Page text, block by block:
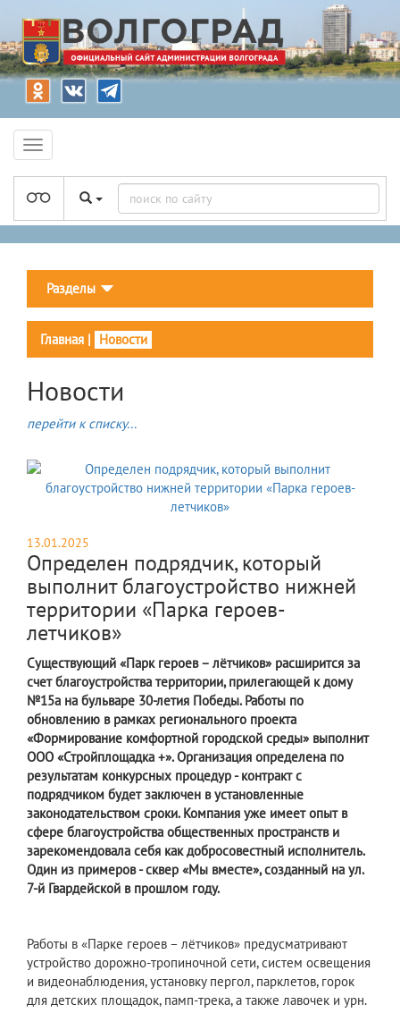
Разделы
Главная | Новости
Новости
перейти к списку...
13.01.2025
Определен подрядчик, который
выполнит благоустройство нижней
территории «Парка героев-
летчиков»
Существующий «Парк героев – лётчиков» расширится за
счет благоустройства территории, прилегающей к дому
№15а на бульваре 30-летия Победы. Работы по
обновлению в рамках регионального проекта
«Формирование комфортной городской среды» выполнит
ООО «Стройплощадка +». Организация определена по
результатам конкурсных процедур - контракт с
подрядчиком будет заключен в установленные
законодательством сроки. Компания уже имеет опыт в
сфере благоустройства общественных пространств и
зарекомендовала себя как добросовестный исполнитель.
Один из примеров - сквер «Мы вместе», созданный на ул.
7-й Гвардейской в прошлом году.
Работы в «Парке героев – лётчиков» предусматривают
устройство дорожно-тропиночной сети, систем освещения
и видеонаблюдения, установку пергол, парклетов, горок
для детских площадок, памп-трека, а также лавочек и урн.